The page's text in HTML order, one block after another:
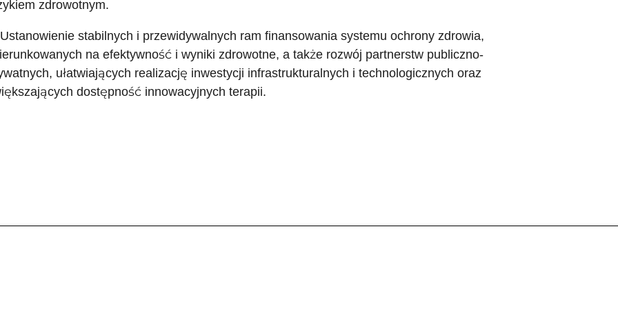
zdrowotnym.
stabilnych i przewidywalnych ram finansowania systemu ochrony zdrowia,
na efektywność i wyniki zdrowotne, a także rozwój partnerstw publiczno-
ułatwiających realizację inwestycji infrastrukturalnych i technologicznych oraz
dostępność innowacyjnych terapii.